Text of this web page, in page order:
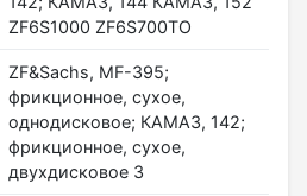
ZF6S1000 ZF6S700ТО
ZF&Sachs, MF-395;
фрикционное, сухое,
однодисковое; КАМАЗ, 142;
фрикционное, сухое,
двухдисковое 3